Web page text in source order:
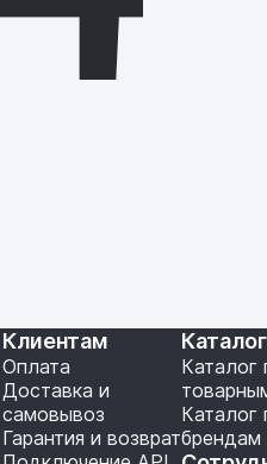
Клиентам
Оплата
Доставка и
самовывоз
Гарантия и возврат
Каталог
Каталог
брендам